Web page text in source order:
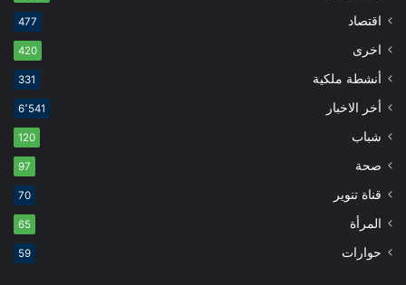
اقتصاد 477
اخرى 420
أنشطة ملكية 331
أخر الاخبار 6٬541
شباب 120
صحة 97
قناة تنوير 70
المرأة 65
حوارات 59